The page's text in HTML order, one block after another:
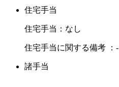
住宅手当
住宅手当：なし
住宅手当に関する備考 ：-
諸手当